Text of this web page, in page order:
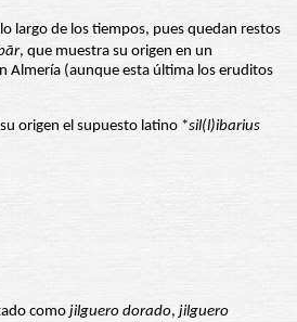
largo de los tiempos, pues quedan restos
, que muestra su origen en un
Almería (aunque esta última los eruditos
origen el supuesto latino *sil(l)ibarius
como jilguero dorado, jilguero